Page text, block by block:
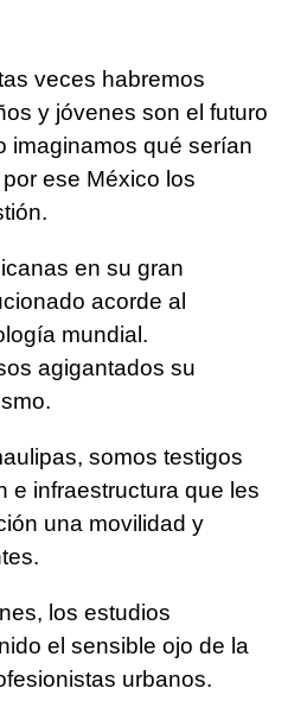
veces habremos
y jóvenes son el futuro
imaginamos qué serían
ese México los
en su gran
acorde al
mundial.
agigantados su
somos testigos
e infraestructura que les
una movilidad y
los estudios
el sensible ojo de la
urbanos.